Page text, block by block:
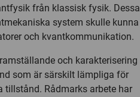
från klassisk fysik. Dessa
system skulle kunna
och kvantkommunikation.
och karakterisering
som är särskilt lämpliga för
Rådmarks arbete har